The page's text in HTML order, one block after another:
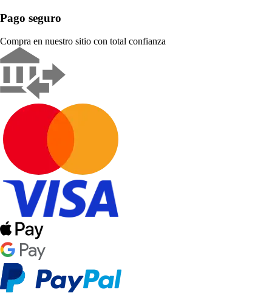
Pago seguro
Compra en nuestro sitio con total confianza